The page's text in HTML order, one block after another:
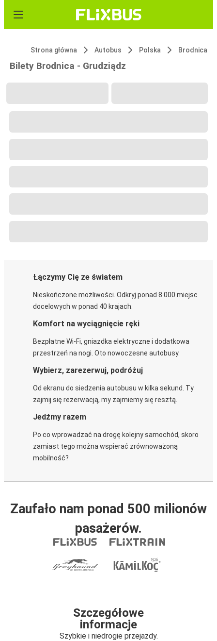
Strona główna Autobus Polska Brodnica
Bilety Brodnica - Grudziądz
Łączymy Cię ze światem
Nieskończone możliwości. Odkryj ponad 8 000 miejsc
docelowych w ponad 40 krajach.
Komfort na wyciągnięcie ręki
Bezpłatne Wi-Fi, gniazdka elektryczne i dodatkowa
przestrzeń na nogi. Oto nowoczesne autobusy.
Wybierz, zarezerwuj, podróżuj
Od ekranu do siedzenia autobusu w kilka sekund. Ty
zajmij się rezerwacją, my zajmiemy się resztą.
Jedźmy razem
Po co wprowadzać na drogę kolejny samochód, skoro
zamiast tego można wspierać zrównoważoną
mobilność?
Zaufało nam ponad 500 milionów
pasażerów.
Szczegółowe
informacje
Szybkie i niedrogie przejazdy.